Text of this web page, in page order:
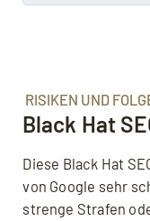
RISIKEN UND
Black Hat
Diese Black Hat
von Google sehr
strenge Strafen